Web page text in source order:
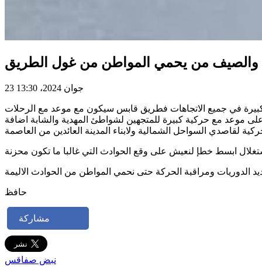
من يحمي المواطن من غول الطريق
23 جوان 2024، 13:30
كبيرة في جميع الاتجاهات فطريق قابس سيكون مع موعد مع الرحلات
موعد مع حركية كبيرة للمتجهين لشواطئ المهدية والشابة اضافة
لقاصدي السواحل الشمالية ولابناء المدينة العائدين من العاصمة
ابسط خطإ لنعيش على وقع الحوادث التي غالبا ما تكون محزنة
حافظ
مشاركة
نبض صفاقس